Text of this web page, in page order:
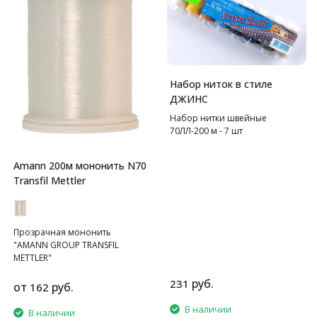
Amann 200м мононить N70
Transfil Mettler
Прозрачная мононить
"AMANN GROUP TRANSFIL
METTLER"
от 162 руб.
В наличии
Набор ниток в стиле
ДЖИНС
Набор нитки швейные
70ЛЛ-200 м - 7 шт
231 руб.
В наличии